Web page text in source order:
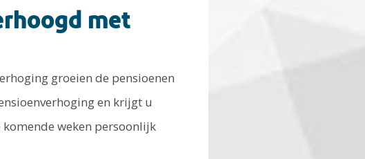
met
groeien de pensioenen
en krijgt u
weken persoonlijk